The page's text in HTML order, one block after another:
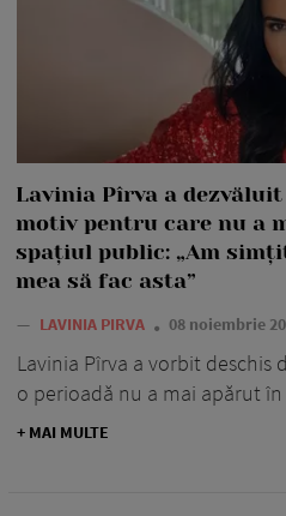
Lavinia Pîrva a
motiv pentru care nu a
spațiul public: „Am
mea să fac asta”
— LAVINIA PIRVA 08 noiembrie
Lavinia Pîrva a vorbit
o perioadă nu a mai apărut
+ MAI MULTE